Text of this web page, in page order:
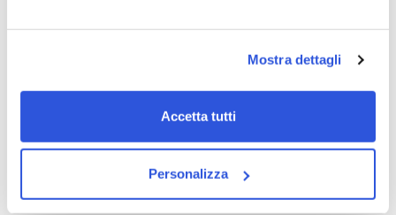
Mostra dettagli
Accetta tutti
Personalizza
Con un acquisto minimo di 29.90 €
Spedizioni in tutta Europa a 20€.
Consegna veloce Pagamenti sicuri